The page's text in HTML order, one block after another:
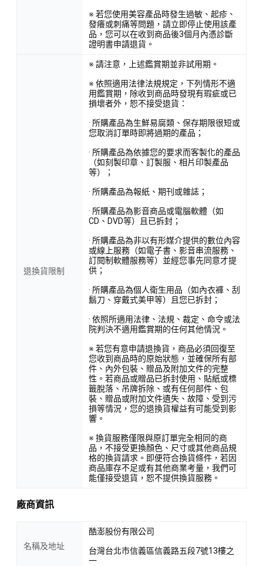
※ 若您使用美容產品時發生過敏、起疹、
發癢或刺痛等問題，請立即停止使用該產
品，您可以在收到商品後3個月內憑診斷
證明書申請退貨。
退換貨限制
※ 請注意，上述鑑賞期並非試用期。
※ 依照適用法律法規規定，下列情形不適
用鑑賞期，除收到商品時發現有瑕疵或已
損壞者外，恕不接受退貨：
· 所購產品為生鮮易腐類、保存期限很短或
您取消訂單時即將過期的產品；
· 所購產品為依據您的要求而客製化的產品
（如刻製印章、訂製服、相片印製產品
等）；
· 所購產品為報紙、期刊或雜誌；
· 所購產品為影音商品或電腦軟體（如
CD、DVD等）且已拆封；
· 所購產品為非以有形媒介提供的數位內容
或線上服務（如電子書、影音串流服務、
訂閱制軟體服務等）並經您事先同意才提
供；
· 所購產品為個人衛生用品（如內衣褲、刮
鬍刀、穿戴式美甲等）且您已拆封；
· 依照所適用法律、法規、裁定、命令或法
院判決不適用鑑賞期的任何其他情況。
※ 若您有意申請退換貨，商品必須回復至
您收到商品時的原始狀態，並確保所有部
件、內外包裝、贈品及附加文件的完整
性。若商品或贈品已拆封使用、貼紙或標
籤脫落、吊牌拆除、或有任何部件、包
裝、贈品或附加文件遺失、故障、受到污
損等情況，您的退換貨權益有可能受到影
響。
※ 換貨服務僅限與原訂單完全相同的商
品，不接受更換顏色、尺寸或其他商品規
格的換貨請求。即便符合換貨條件，若因
商品庫存不足或有其他商業考量，我們可
能僅接受退貨，恕不提供換貨服務。
廠商資訊
名稱及地址
酷澎股份有限公司
台灣台北市信義區信義路五段7號13樓之
一